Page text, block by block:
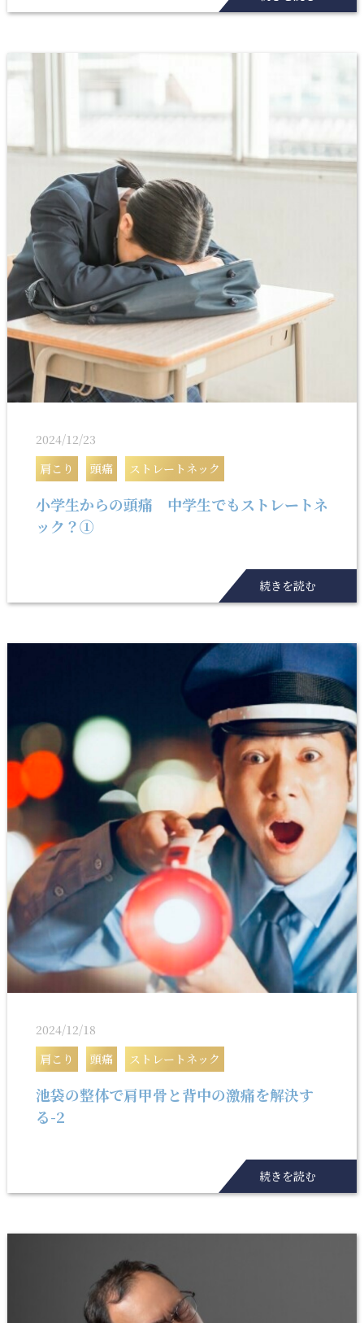
2024/12/23
肩こり
頭痛 ストレートネック
小学生からの頭痛 中学生でもストレートネ
ック？①
続きを読む
2024/12/18
肩こり
頭痛 ストレートネック
池袋の整体で肩甲骨と背中の激痛を解決す
る-2
続きを読む